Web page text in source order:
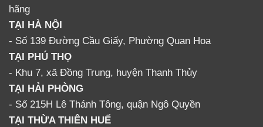
DELUXE
MẠNH MẼ
hãng
TẠI HÀ NỘI
- Số 139 Đường Cầu Giấy, Phường Quan Hoa
TẠI PHÚ THỌ
- Khu 7, xã Đồng Trung, huyện Thanh Thủy
TẠI HẢI PHÒNG
- Số 215H Lê Thánh Tông, quận Ngô Quyền
TẠI THỪA THIÊN HUẾ